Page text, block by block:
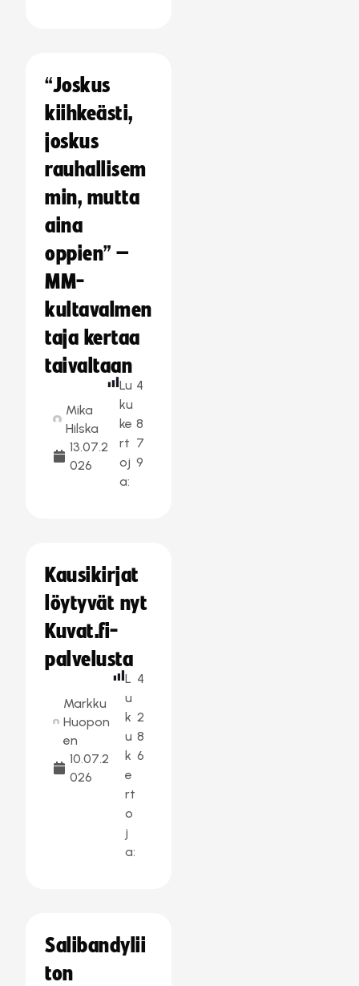
“Joskus
kiihkeästi,
joskus
rauhallisem
min, mutta
aina
oppien” –
MM-
kultavalmen
taja kertaa
taivaltaan
Mika
Hilska
13.07.2
026
Lu
ku
ke
rt
oj
a:
4
8
7
9
Kausikirjat
löytyvät nyt
Kuvat.fi-
palvelusta
Markku
Huopon
en
10.07.2
026
L
u
k
u
k
e
rt
o
j
a:
4
2
8
6
Salibandylii
ton